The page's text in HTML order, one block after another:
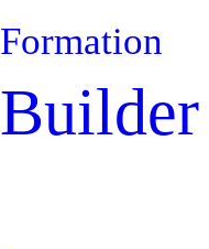
Formation
Builder